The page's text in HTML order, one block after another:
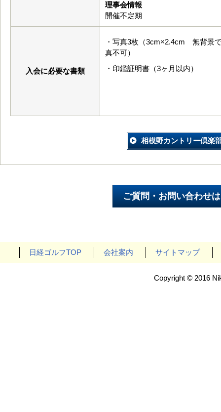
理事会情報
開催不定期
入会に必要な書類
・写真3枚（3cm×2.4cm 無背
真不可）
・印鑑証明書（3ヶ月以内）
相模野カントリー倶楽
日経ゴルフTOP 会社案内 サイトマップ
Copyright © 2016